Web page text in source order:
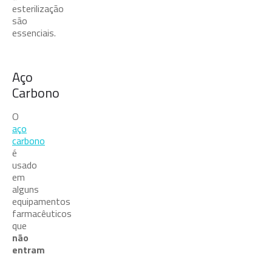
esterilização
são
essenciais.
Aço
Carbono
O
aço
carbono
é
usado
em
alguns
equipamentos
farmacêuticos
que
não
entram